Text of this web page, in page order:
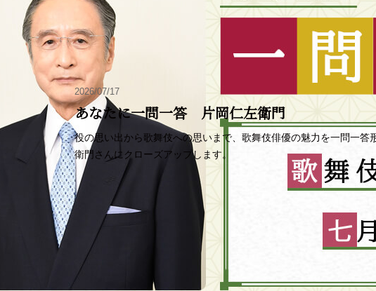
2026/07/17
あなたに一問一答 片岡仁左衛門
役の思い出から歌舞伎への思いまで、歌舞伎俳優の魅力を一問一答
衛門さんにクローズアップします。